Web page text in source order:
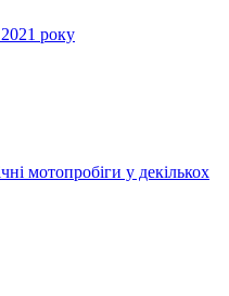
року
мотопробіги у декількох